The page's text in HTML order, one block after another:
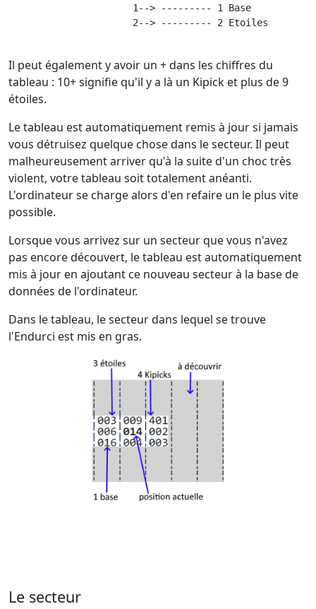
                      1--> --------- 1 Base
                      2--> --------- 2 Etoiles
Il peut également y avoir un + dans les chiffres du
tableau : 10+ signifie qu'il y a là un Kipick et plus de 9
étoiles.
Le tableau est automatiquement remis à jour si jamais
vous détruisez quelque chose dans le secteur. Il peut
malheureusement arriver qu'à la suite d'un choc très
violent, votre tableau soit totalement anéanti.
L'ordinateur se charge alors d'en refaire un le plus vite
possible.
Lorsque vous arrivez sur un secteur que vous n'avez
pas encore découvert, le tableau est automatiquement
mis à jour en ajoutant ce nouveau secteur à la base de
données de l'ordinateur.
Dans le tableau, le secteur dans lequel se trouve
l'Endurci est mis en gras.
Le secteur